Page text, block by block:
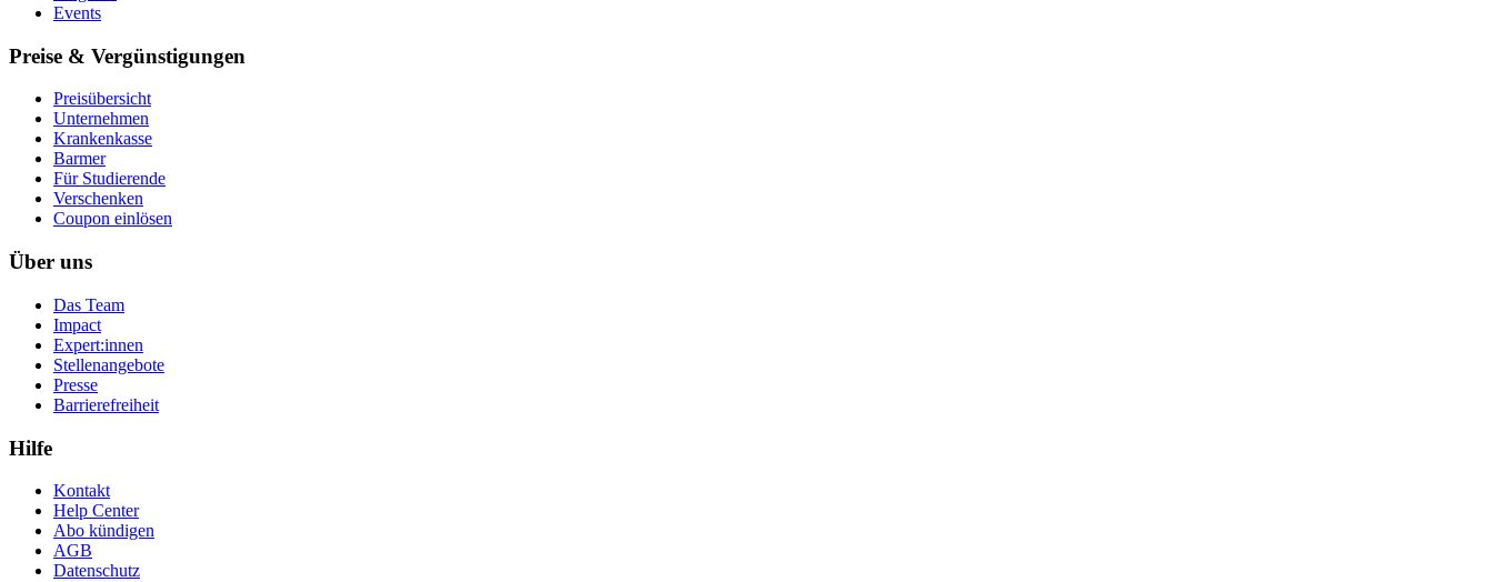
Events
Preise & Vergünstigungen
Preisübersicht
Unternehmen
Krankenkasse
Barmer
Für Studierende
Ver­schen­ken
Coupon einlösen
Über uns
Das Team
Impact
Expert:innen
Stellenangebote
Presse
Barrierefreiheit
Hilfe
Kontakt
Help Center
Abo kündigen
AGB
Datenschutz